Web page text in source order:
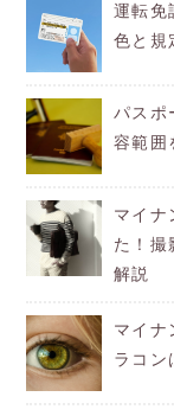
運転免
色と規
パスポ
容範囲
マイナ
た！撮
解説
マイナ
ラコン